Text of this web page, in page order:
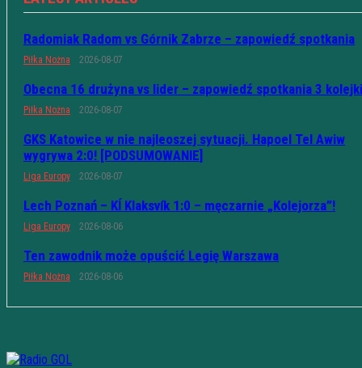
Radomiak Radom vs Górnik Zabrze – zapowiedź spotkania
Piłka Nożna 2026-08-07
Obecna 16 drużyna vs lider – zapowiedź spotkania 3 kolejki
Piłka Nożna 2026-08-07
GKS Katowice w nie najleoszej sytuacji. Hapoel Tel Awiw
wygrywa 2:0! [PODSUMOWANIE]
Liga Europy 2026-08-07
Lech Poznań – KÍ Klaksvík 1:0 – męczarnie „Kolejorza”!
Liga Europy 2026-08-06
Ten zawodnik może opuścić Legię Warszawa
Piłka Nożna 2026-08-06